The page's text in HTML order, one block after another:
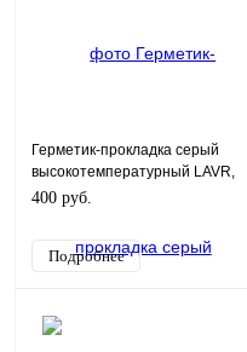
Герметик-прокладка серый
высокотемпературный LAVR,
85 г
400 руб.
Подробнее